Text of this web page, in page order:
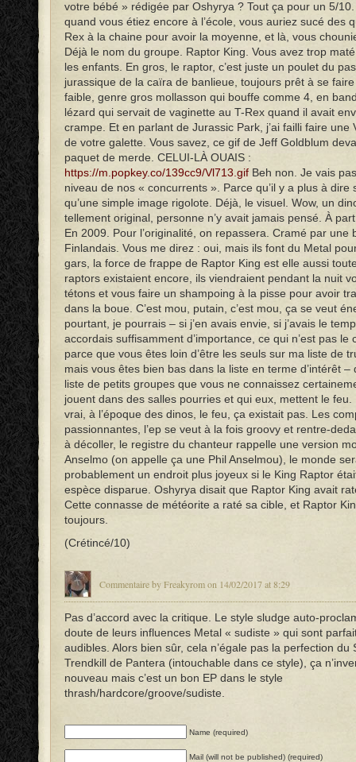
votre bébé » rédigée par Oshyrya ? Tout ça pour un 5/
quand vous étiez encore à l’école, vous auriez sucé des
Rex à la chaine pour avoir la moyenne, et là, vous
Déjà le nom du groupe. Raptor King. Vous avez trop
les enfants. En gros, le raptor, c’est juste un poulet du
jurassique de la caïra de banlieue, toujours prêt à se
faible, genre gros mollasson qui bouffe comme 4, en
lézard qui servait de vaginette au T-Rex quand il avait
crampe. Et en parlant de Jurassic Park, j’ai failli faire une
de votre galette. Vous savez, ce gif de Jeff Goldblum
paquet de merde. CELUI-LÀ OUAIS :
https://m.popkey.co/139cc9/Vl713.gif Beh non. Je vais
niveau de nos « concurrents ». Parce qu’il y a plus à dire
qu’une simple image rigolote. Déjà, le visuel. Wow, un
tellement original, personne n’y avait jamais pensé. À
En 2009. Pour l’originalité, on repassera. Cramé par une
Finlandais. Vous me direz : oui, mais ils font du Metal
gars, la force de frappe de Raptor King est elle aussi
raptors existaient encore, ils viendraient pendant la nuit
tétons et vous faire un shampoing à la pisse pour avoir
dans la boue. C’est mou, putain, c’est mou, ça se veut
pourtant, je pourrais – si j’en avais envie, si j’avais le
accordais suffisamment d’importance, ce qui n’est pas le
parce que vous êtes loin d’être les seuls sur ma liste de
mais vous êtes bien bas dans la liste en terme d’intérêt –
liste de petits groupes que vous ne connaissez
jouent dans des salles pourries et qui eux, mettent le feu.
vrai, à l’époque des dinos, le feu, ça existait pas. Les
passionnantes, l’ep se veut à la fois groovy et rentre-
à décoller, le registre du chanteur rappelle une version
Anselmo (on appelle ça une Phil Anselmou), le monde
probablement un endroit plus joyeux si le King Raptor
espèce disparue. Oshyrya disait que Raptor King avait
Cette connasse de météorite a raté sa cible, et Raptor
toujours.
(Crétincé/10)
Commentaire by Freakyrom on 14/02/2017 at 8:29
Pas d’accord avec la critique. Le style sludge auto-
doute de leurs influences Metal « sudiste » qui sont
audibles. Alors bien sûr, cela n’égale pas la perfection du
Trendkill de Pantera (intouchable dans ce style), ça
nouveau mais c’est un bon EP dans le style
thrash/hardcore/groove/sudiste.
Name (required)
Mail (will not be published) (required)